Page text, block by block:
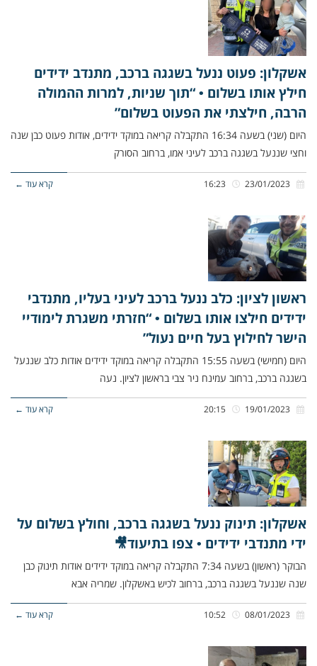
אשקלון: פעוט ננעל בשגגה ברכב, מתנדב ידידים
חילץ אותו בשלום • “תוך שניות, למרות ההמולה
הרבה, חילצתי את הפעוט בשלום”
היום (שני) בשעה 16:34 התקבלה קריאה במוקד ידידים, אודות פעוט כבן שנה
וחצי שננעל בשגגה ברכב לעיני אמו, ברחוב הסורק
קרא עוד ←
ראשון לציון: כלב ננעל ברכב לעיני בעליו, מתנדבי
ידידים חילצו אותו בשלום • “חזרתי משגרת לימודיי
הישר לחילוץ בעל חיים נעול”
היום (חמישי) בשעה 15:55 התקבלה קריאה במוקד ידידים אודות כלב שננעל
בשגגה ברכב, ברחוב עמינח ניר צבי בראשון לציון. נעה
קרא עוד ←
אשקלון: תינוק ננעל בשגגה ברכב, וחולץ בשלום על
ידי מתנדבי ידידים • צפו בתיעוד🎥
הבוקר (ראשון) בשעה 7:34 התקבלה קריאה במוקד ידידים אודות תינוק כבן
שנה שננעל בשגגה ברכב, ברחוב לכיש באשקלון. שמריה אבא
קרא עוד ←